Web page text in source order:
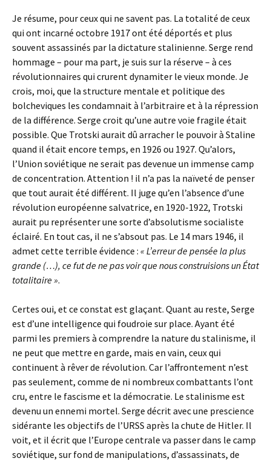
Je résume, pour ceux qui ne savent pas. La totalité de ceux
qui ont incarné octobre 1917 ont été déportés et plus
souvent assassinés par la dictature stalinienne. Serge rend
hommage – pour ma part, je suis sur la réserve – à ces
révolutionnaires qui crurent dynamiter le vieux monde. Je
crois, moi, que la structure mentale et politique des
bolcheviques les condamnait à l’arbitraire et à la répression
de la différence. Serge croit qu’une autre voie fragile était
possible. Que Trotski aurait dû arracher le pouvoir à Staline
quand il était encore temps, en 1926 ou 1927. Qu’alors,
l’Union soviétique ne serait pas devenue un immense camp
de concentration. Attention ! il n’a pas la naïveté de penser
que tout aurait été différent. Il juge qu’en l’absence d’une
révolution européenne salvatrice, en 1920-1922, Trotski
aurait pu représenter une sorte d’absolutisme socialiste
éclairé. En tout cas, il ne s’absout pas. Le 14 mars 1946, il
admet cette terrible évidence : « L’erreur de pensée la plus
grande (…), ce fut de ne pas voir que nous construisions un État
totalitaire ».
Certes oui, et ce constat est glaçant. Quant au reste, Serge
est d’une intelligence qui foudroie sur place. Ayant été
parmi les premiers à comprendre la nature du stalinisme, il
ne peut que mettre en garde, mais en vain, ceux qui
continuent à rêver de révolution. Car l’affrontement n’est
pas seulement, comme de ni nombreux combattants l’ont
cru, entre le fascisme et la démocratie. Le stalinisme est
devenu un ennemi mortel. Serge décrit avec une prescience
sidérante les objectifs de l’URSS après la chute de Hitler. Il
voit, et il écrit que l’Europe centrale va passer dans le camp
soviétique, sur fond de manipulations, d’assassinats, de